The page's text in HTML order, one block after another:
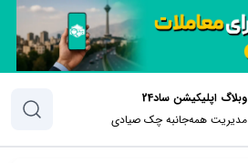
وبلاگ اپلیکیشن ساد24
مدیریت همه‌جانبه چک‌ صیادی